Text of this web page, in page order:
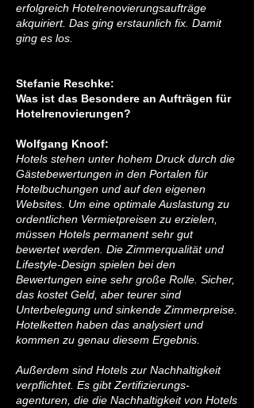
erfolgreich Hotelrenovierungsaufträge
akquiriert. Das ging erstaunlich fix. Damit
ging es los.
Stefanie Reschke:
Was ist das Besondere an Aufträgen für
Hotelrenovierungen?
Wolfgang Knoof:
Hotels stehen unter hohem Druck durch die
Gästebewertungen in den Portalen für
Hotelbuchungen und auf den eigenen
Websites. Um eine optimale Auslastung zu
ordentlichen Vermietpreisen zu erzielen,
müssen Hotels permanent sehr gut
bewertet werden. Die Zimmerqualität und
Lifestyle-Design spielen bei den
Bewertungen eine sehr große Rolle. Sicher,
das kostet Geld, aber teurer sind
Unterbelegung und sinkende Zimmerpreise.
Hotelketten haben das analysiert und
kommen zu genau diesem Ergebnis.
Außerdem sind Hotels zur Nachhaltigkeit
verpflichtet. Es gibt Zertifizierungs-
agenturen, die die Nachhaltigkeit von Hotels